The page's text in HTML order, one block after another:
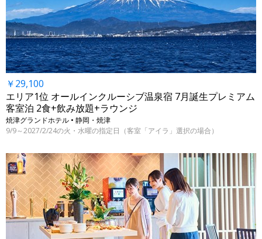
￥29,100
エリア1位 オールインクルーシブ温泉宿 7月誕生プレミアム
客室泊 2食+飲み放題+ラウンジ
焼津グランドホテル • 静岡・焼津
9/9～2027/2/24の火・水曜の指定日（客室「アイラ」選択の場合）
←